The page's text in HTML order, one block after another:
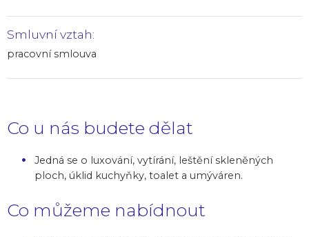
Smluvní vztah:
pracovní smlouva
Co u nás budete dělat
Jedná se o luxování, vytírání, leštění skleněných
ploch, úklid kuchyňky, toalet a umýváren.
Co můžeme nabídnout